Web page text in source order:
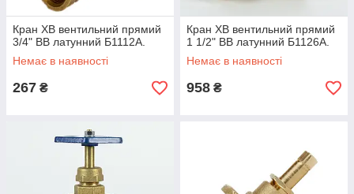
Кран ХВ вентильний прямий
3/4" ВВ латунний Б1112А.
Немає в наявності
267 ₴
Кран ХВ вентильний прямий
1 1/2" ВВ латунний Б1126А.
Немає в наявності
958 ₴